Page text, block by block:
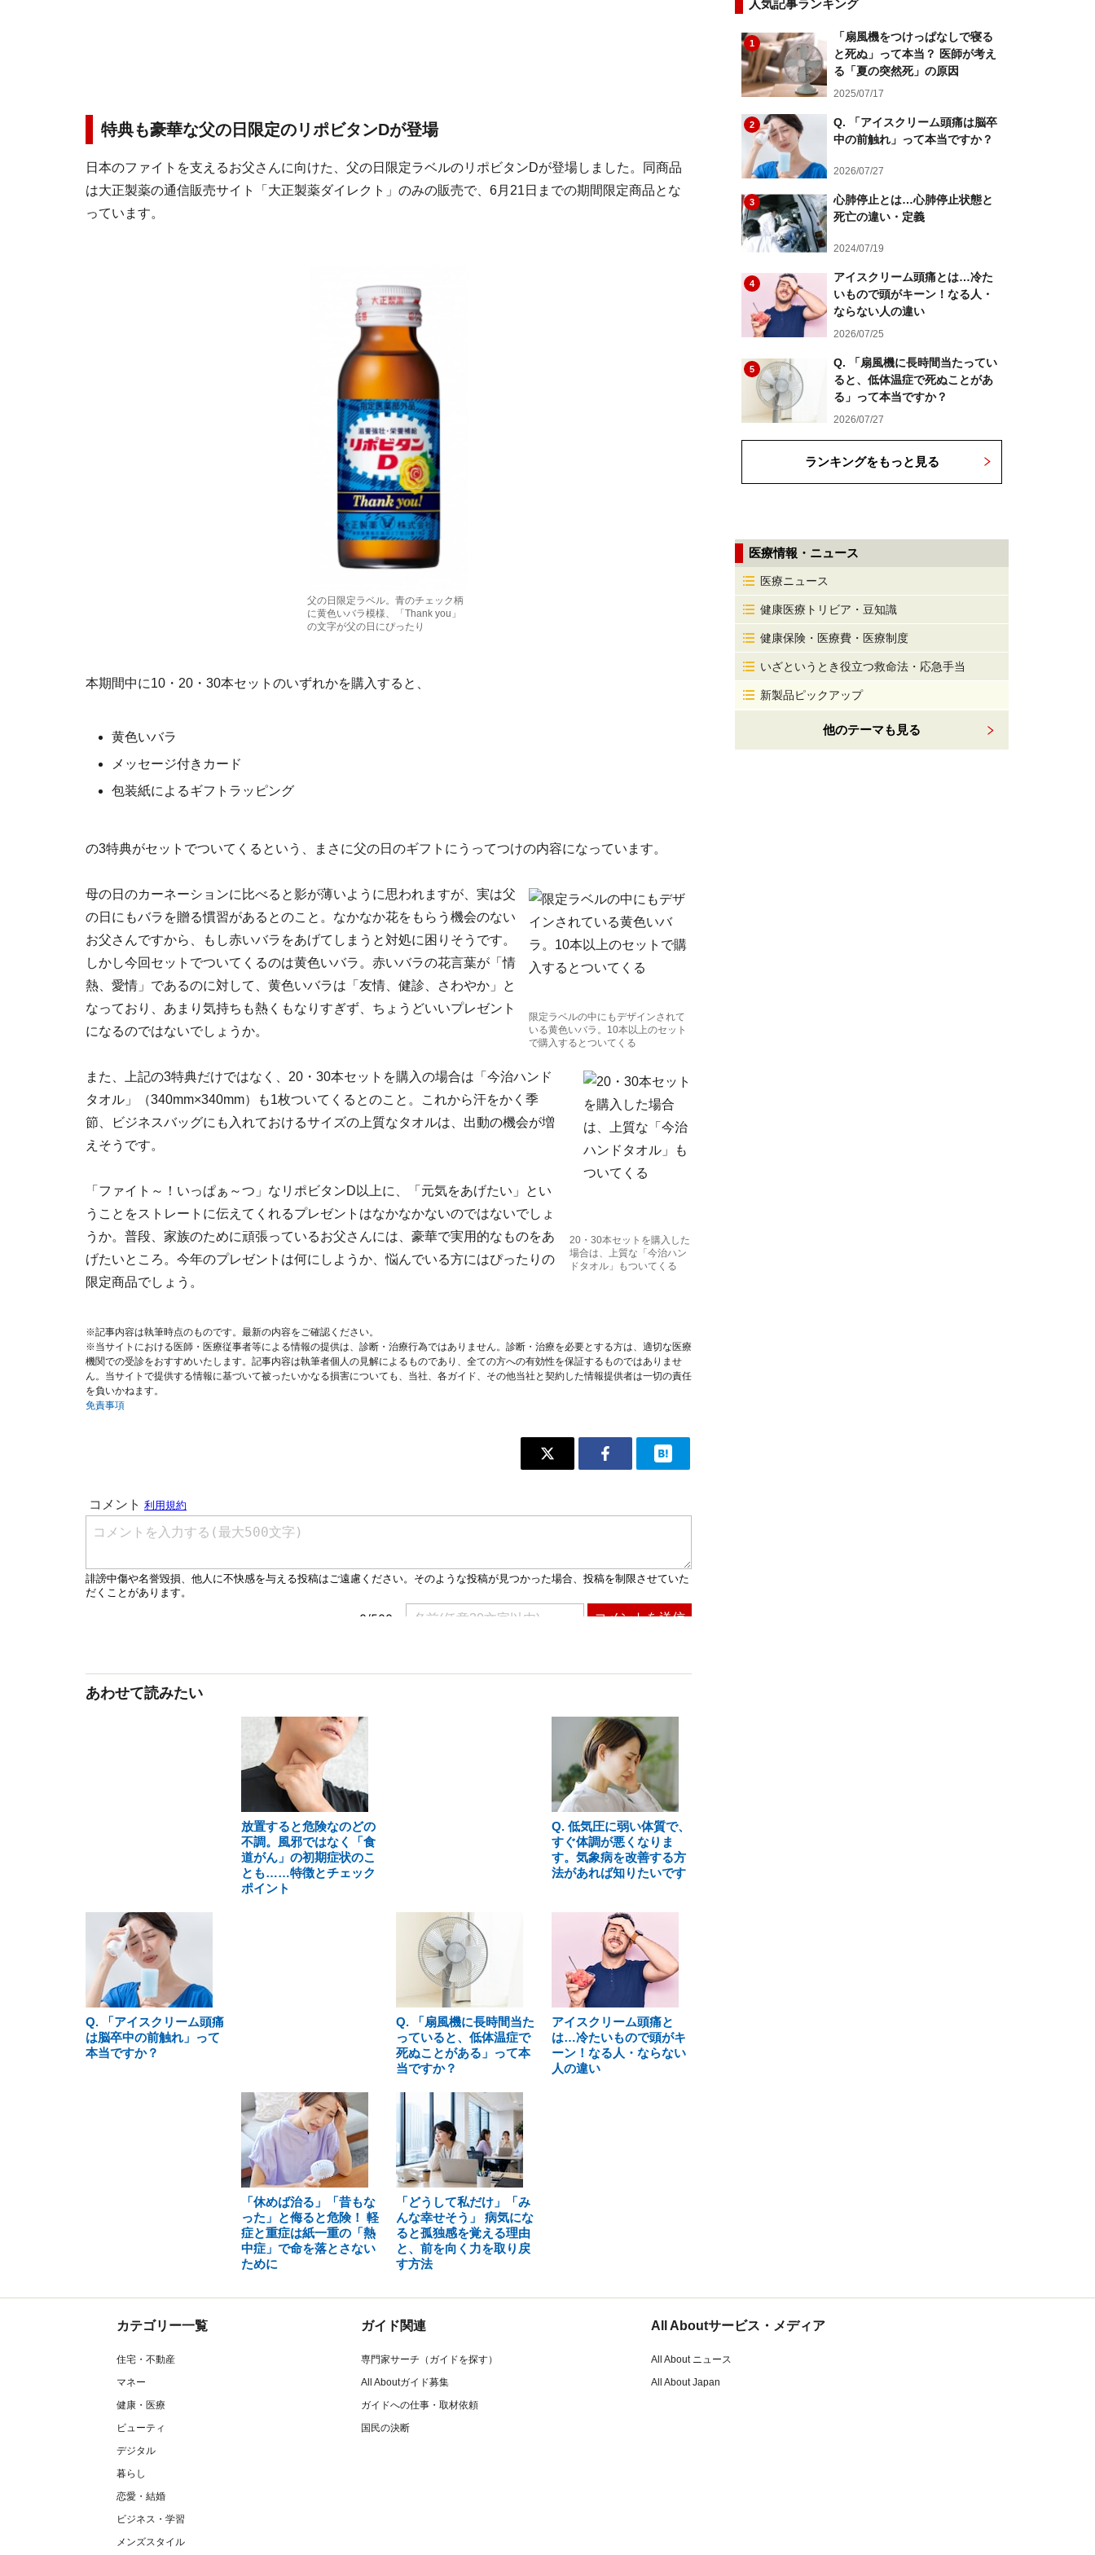
特典も豪華な父の日限定のリポビタンDが登場
日本のファイトを支えるお父さんに向けた、父の日限定ラベルのリポビタンDが登場しました。同商品
は大正製薬の通信販売サイト「大正製薬ダイレクト」のみの販売で、6月21日までの期間限定商品とな
っています。
父の日限定ラベル。青のチェック柄
に黄色いバラ模様、「Thank you」
の文字が父の日にぴったり
本期間中に10・20・30本セットのいずれかを購入すると、
黄色いバラ
メッセージ付きカード
包装紙によるギフトラッピング
の3特典がセットでついてくるという、まさに父の日のギフトにうってつけの内容になっています。
限定ラベルの中にもデザインされて
いる黄色いバラ。10本以上のセット
で購入するとついてくる
母の日のカーネーションに比べると影が薄いように思われますが、実は父
の日にもバラを贈る慣習があるとのこと。なかなか花をもらう機会のない
お父さんですから、もし赤いバラをあげてしまうと対処に困りそうです。
しかし今回セットでついてくるのは黄色いバラ。赤いバラの花言葉が「情
熱、愛情」であるのに対して、黄色いバラは「友情、健診、さわやか」と
なっており、あまり気持ちも熱くもなりすぎず、ちょうどいいプレゼント
になるのではないでしょうか。
20・30本セットを購入した
場合は、上質な「今治ハン
ドタオル」もついてくる
また、上記の3特典だけではなく、20・30本セットを購入の場合は「今治ハンド
タオル」（340mm×340mm）も1枚ついてくるとのこと。これから汗をかく季
節、ビジネスバッグにも入れておけるサイズの上質なタオルは、出動の機会が増
えそうです。
「ファイト～！いっぱぁ～つ」なリポビタンD以上に、「元気をあげたい」とい
うことをストレートに伝えてくれるプレゼントはなかなかないのではないでしょ
うか。普段、家族のために頑張っているお父さんには、豪華で実用的なものをあ
げたいところ。今年のプレゼントは何にしようか、悩んでいる方にはぴったりの
限定商品でしょう。
※記事内容は執筆時点のものです。最新の内容をご確認ください。
※当サイトにおける医師・医療従事者等による情報の提供は、診断・治療行為ではありません。診断・治療を必要とする方は、適切な医療
機関での受診をおすすめいたします。記事内容は執筆者個人の見解によるものであり、全ての方への有効性を保証するものではありませ
ん。当サイトで提供する情報に基づいて被ったいかなる損害についても、当社、各ガイド、その他当社と契約した情報提供者は一切の責任
を負いかねます。
免責事項
あわせて読みたい
放置すると危険なのどの
不調。風邪ではなく「食
道がん」の初期症状のこ
とも……特徴とチェック
ポイント
Q. 低気圧に弱い体質で、
すぐ体調が悪くなりま
す。気象病を改善する方
法があれば知りたいです
Q. 「アイスクリーム頭痛
は脳卒中の前触れ」って
本当ですか？
Q. 「扇風機に長時間当た
っていると、低体温症で
死ぬことがある」って本
当ですか？
アイスクリーム頭痛と
は…冷たいもので頭がキ
ーン！なる人・ならない
人の違い
「休めば治る」「昔もな
った」と侮ると危険！ 軽
症と重症は紙一重の「熱
中症」で命を落とさない
ために
「どうして私だけ」「み
んな幸せそう」 病気にな
ると孤独感を覚える理由
と、前を向く力を取り戻
す方法
人気記事ランキング
1
「扇風機をつけっぱなしで寝る
と死ぬ」って本当？ 医師が考え
る「夏の突然死」の原因
2025/07/17
2
Q. 「アイスクリーム頭痛は脳卒
中の前触れ」って本当ですか？
2026/07/27
3
心肺停止とは…心肺停止状態と
死亡の違い・定義
2024/07/19
4
アイスクリーム頭痛とは…冷た
いもので頭がキーン！なる人・
ならない人の違い
2026/07/25
5
Q. 「扇風機に長時間当たってい
ると、低体温症で死ぬことがあ
る」って本当ですか？
2026/07/27
ランキングをもっと見る
医療情報・ニュース
医療ニュース
健康医療トリビア・豆知識
健康保険・医療費・医療制度
いざというとき役立つ救命法・応急手当
新製品ピックアップ
他のテーマも見る
カテゴリー一覧
住宅・不動産
マネー
健康・医療
ビューティ
デジタル
暮らし
恋愛・結婚
ビジネス・学習
メンズスタイル
ガイド関連
専門家サーチ（ガイドを探す）
All Aboutガイド募集
ガイドへの仕事・取材依頼
国民の決断
All Aboutサービス・メディア
All About ニュース
All About Japan